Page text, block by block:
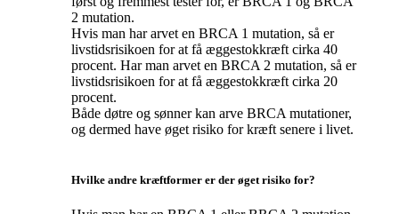
2 mutation.
Hvis man har arvet en BRCA 1 mutation, så er
livstidsrisikoen for at få æggestokkræft cirka 40
procent. Har man arvet en BRCA 2 mutation, så er
livstidsrisikoen for at få æggestokkræft cirka 20
procent.
Både døtre og sønner kan arve BRCA mutationer,
og dermed have øget risiko for kræft senere i livet.
Hvilke andre kræftformer er der øget risiko for?